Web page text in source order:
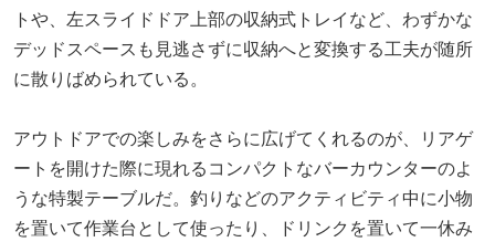
トや、左スライドドア上部の収納式トレイなど、わずかな
デッドスペースも見逃さずに収納へと変換する工夫が随所
に散りばめられている。
アウトドアでの楽しみをさらに広げてくれるのが、リアゲ
ートを開けた際に現れるコンパクトなバーカウンターのよ
うな特製テーブルだ。釣りなどのアクティビティ中に小物
を置いて作業台として使ったり、ドリンクを置いて一休み